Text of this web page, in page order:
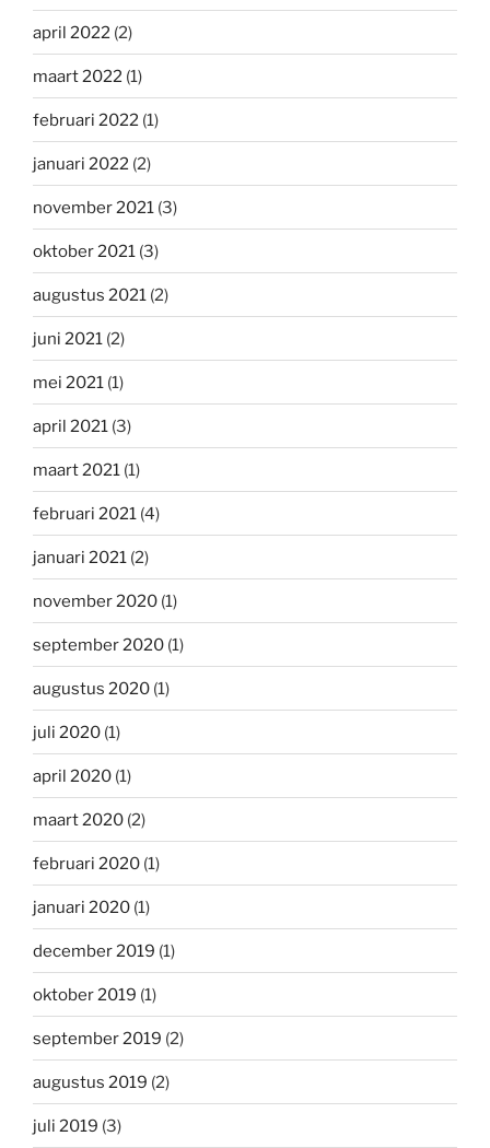
april 2022 (2)
maart 2022 (1)
februari 2022 (1)
januari 2022 (2)
november 2021 (3)
oktober 2021 (3)
augustus 2021 (2)
juni 2021 (2)
mei 2021 (1)
april 2021 (3)
maart 2021 (1)
februari 2021 (4)
januari 2021 (2)
november 2020 (1)
september 2020 (1)
augustus 2020 (1)
juli 2020 (1)
april 2020 (1)
maart 2020 (2)
februari 2020 (1)
januari 2020 (1)
december 2019 (1)
oktober 2019 (1)
september 2019 (2)
augustus 2019 (2)
juli 2019 (3)